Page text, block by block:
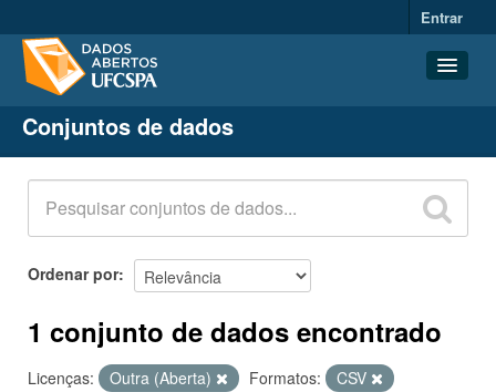
Entrar
Conjuntos de dados
Organizações
Grupos
Sobre
Conjuntos de dados
Ordenar por
1 conjunto de dados encontrado
Licenças: Outra (Aberta) Formatos:
CSV